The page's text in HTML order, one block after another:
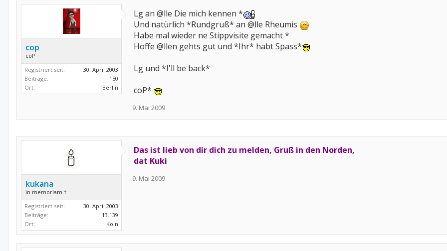
cop
coP
Registriert seit:
30. April 2003
Beiträge:
150
Ort:
Berlin
Lg an @lle Die mich kennen *
Und natürlich *Rundgruß* an @lle Rheumis
Habe mal wieder ne Stippvisite gemacht *
Hoffe @llen gehts gut und *Ihr* habt Spass*
Lg und *I'll be back*
coP*
9. Mai 2009
kukana
in memoriam †
Registriert seit:
30. April 2003
Beiträge:
13.139
Ort:
Köln
Das ist lieb von dir dich zu melden, Gruß in den Norden,
dat Kuki
9. Mai 2009